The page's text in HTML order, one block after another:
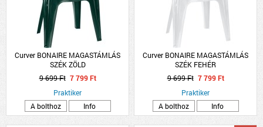
Curver BONAIRE MAGASTÁMLÁS
SZÉK ZÖLD
9 699 Ft 7 799 Ft
Praktiker
A bolthoz
Info
Curver BONAIRE MAGASTÁMLÁS
SZÉK FEHÉR
9 699 Ft 7 799 Ft
Praktiker
A bolthoz
Info